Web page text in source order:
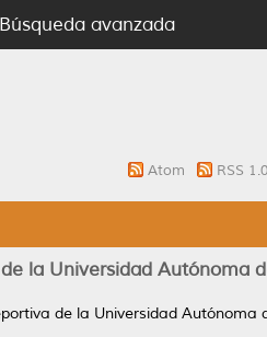
Búsqueda avanzada
Atom RSS 1.0
la Universidad Autónoma
de la Universidad Autónoma